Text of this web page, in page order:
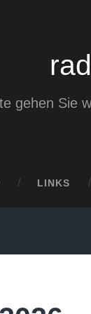
gehen Sie
LINKS